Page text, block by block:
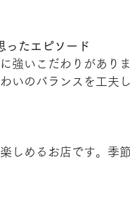
ったエピソード
強いこだわりがあり
いのバランスを工夫
しめるお店です。季